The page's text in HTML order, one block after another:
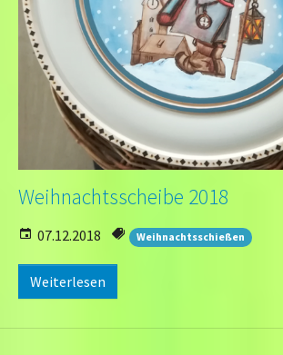
Weihnachtsscheibe 2018
07.12.2018 Weihnachtsschießen
Weiterlesen